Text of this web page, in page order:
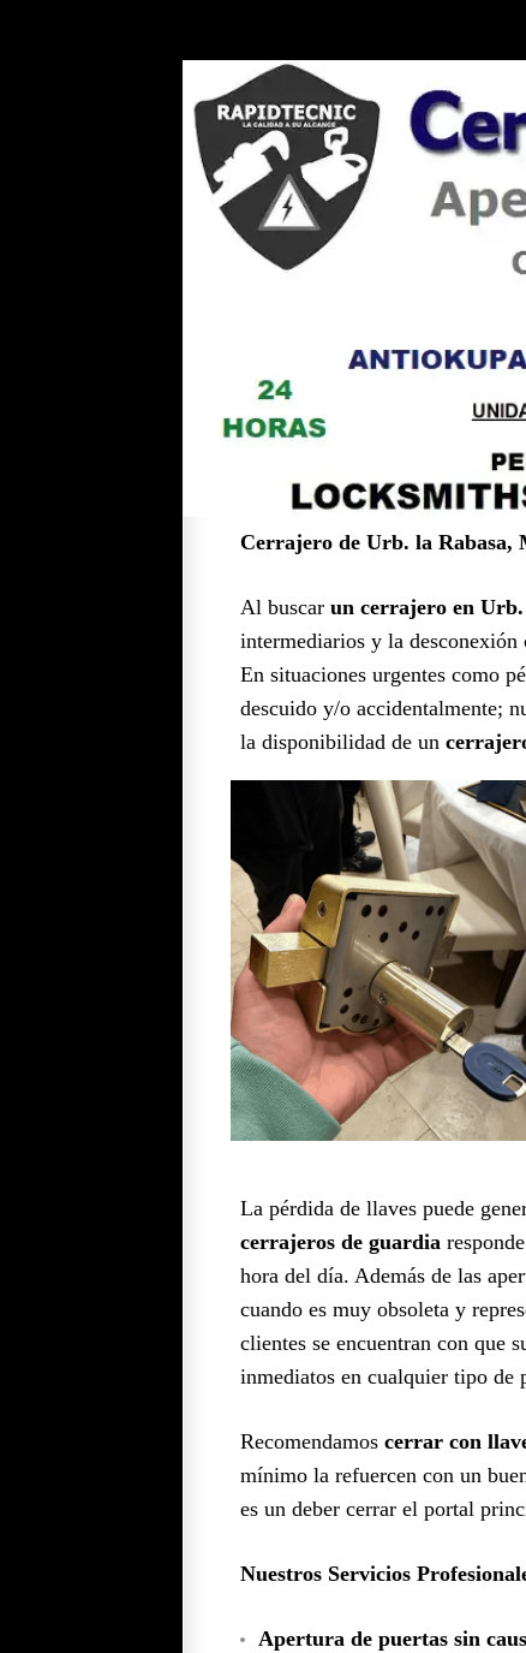
Cerrajero de Urb. la Rabasa,
Al buscar un cerrajero en
intermediarios y la desconexión
En situaciones urgentes como
descuido y/o accidentalmente;
la disponibilidad de un
La pérdida de llaves puede
cerrajeros de guardia
hora del día. Además de las
cuando es muy obsoleta y
clientes se encuentran con que
inmediatos en cualquier tipo de
Recomendamos cerrar con
mínimo la refuercen con un
es un deber cerrar el portal
Nuestros Servicios
Apertura de puertas sin